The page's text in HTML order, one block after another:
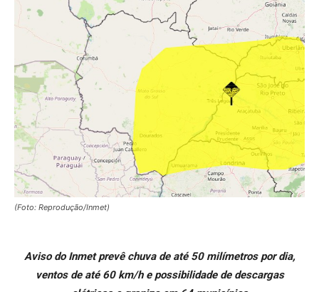
(Foto: Reprodução/Inmet)
Aviso do Inmet prevê chuva de até 50 milímetros por dia,
ventos de até 60 km/h e possibilidade de descargas